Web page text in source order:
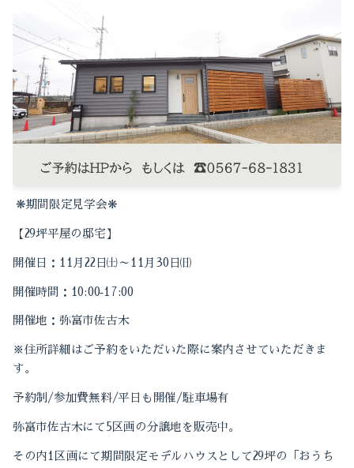
2022-12（1）
2022-10（1）
2024-03（1）
2024-02（1）
2024-01（1）
2023-04（2）
2022-12（1）
2022-10（1）
2022-09（1）
❋期間限定見学会❋
【 29坪平屋の邸宅】
開催日：11月22日㈯～11月30日㈰
開催時間： 10:00‐17:00
開催地：弥富市佐古木
※住所詳細はご予約をいただいた 際に案内させていただきま
す。
予約制 /参加費無料/平日も開催 /駐車場有
弥富市佐古木にて 5 区画の分譲地を販売中。
その内1 区画にて期間限定モデルハウスとして29坪の「おうち